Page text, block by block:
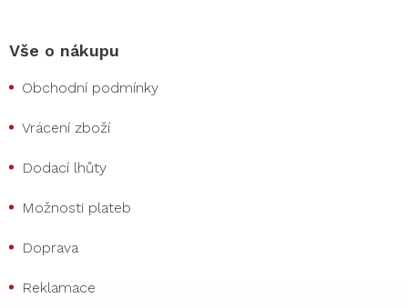
Vše o nákupu
Obchodní podmínky
Vrácení zboží
Dodací lhůty
Možnosti plateb
Doprava
Reklamace